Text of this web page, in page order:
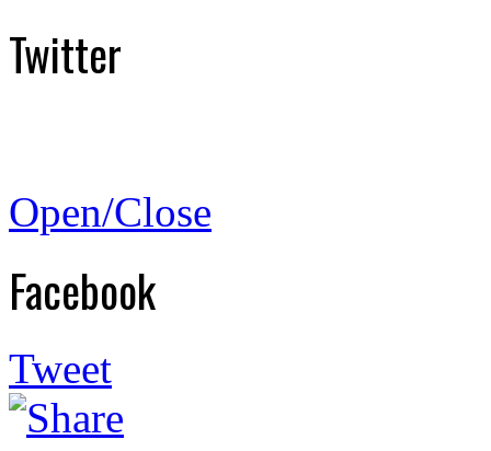
Twitter
Open/Close
Facebook
Tweet